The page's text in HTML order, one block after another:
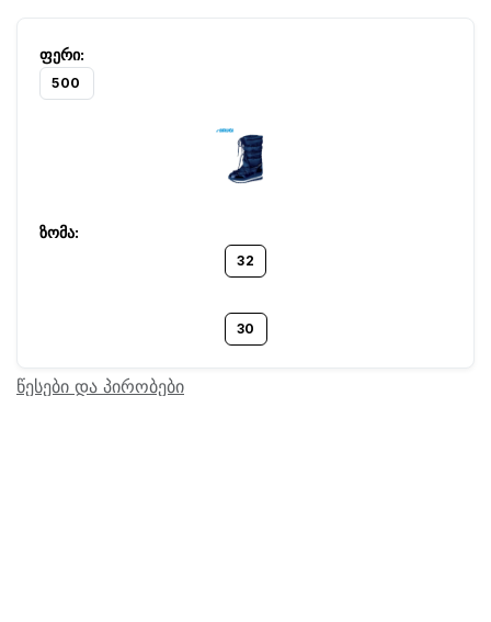
500
32
30
წესები და პირობები